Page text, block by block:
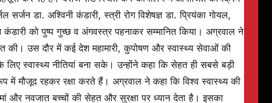
सर्जन डा. अश्विनी कंडारी, स्त्री रोग विशेषज्ञ डा. प्रियंका गोयल,
कंडारी को पुष्प गुच्छ व अंगवस्त्र पहनाकर सम्मानित किया। अग्रवाल ने
की। उस दौर में कई देश महामारी, कुपोषण और स्वास्थ्य सेवाओं की
स्वास्थ्य नीतियां बना सके। उन्होंने कहा कि सेहत ही सबसे बड़ी
मौजूद रहकर रक्षा करते हैं। अग्रवाल ने कहा कि विश्व स्वास्थ्य की
नवजात बच्चों की सेहत और सुरक्षा पर ध्यान देता है। इसका